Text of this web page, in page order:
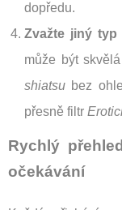
dopředu.
Zvažte jiný typ
může být
shiatsu bez
přesně filtr
Rychlý
očekávání